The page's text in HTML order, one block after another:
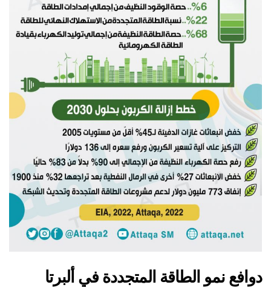
دوافع نمو الطاقة المتجددة في ألبرتا